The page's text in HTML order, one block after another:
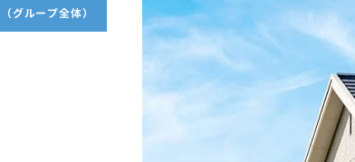
（グループ全体）